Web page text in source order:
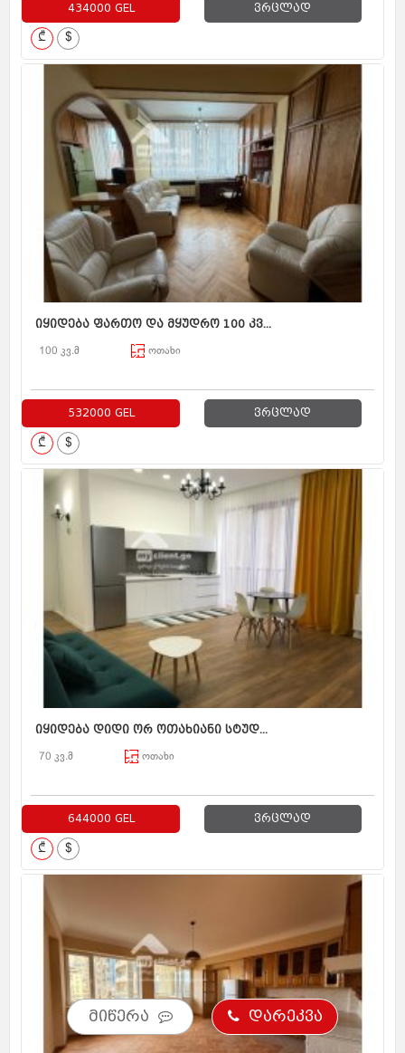
434000 GEL ვრცლად
₾ $
იყიდება ფართო და მყუდრო 100 კვ...
100 კვ.მ ოთახი
532000 GEL ვრცლად
₾ $
იყიდება დიდი ორ ოთახიანი სტუდ...
70 კვ.მ ოთახი
644000 GEL ვრცლად
₾ $
მიწერა დარეკვა